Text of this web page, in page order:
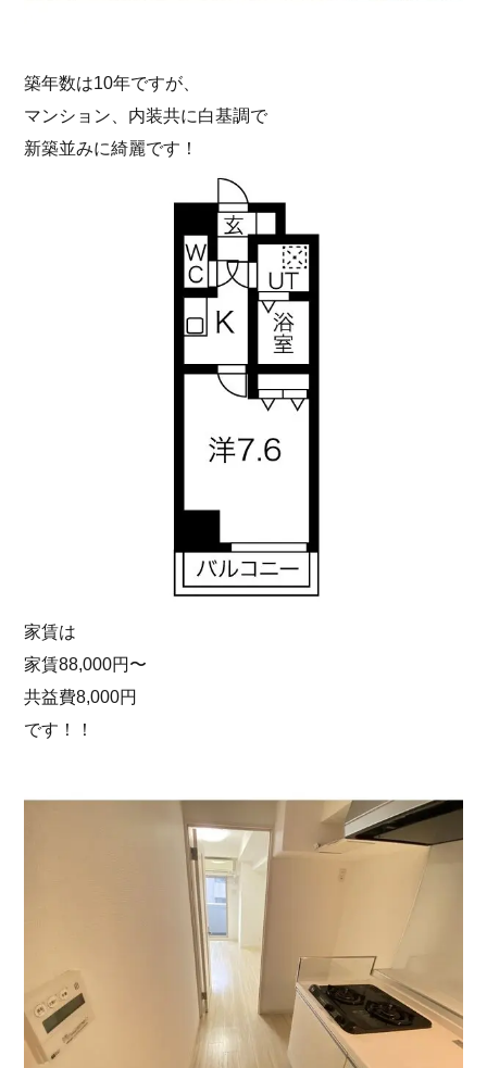
築年数は10年ですが、
マンション、内装共に白基調で
新築並みに綺麗です！
家賃は
家賃88,000円〜
共益費8,000円
です！！